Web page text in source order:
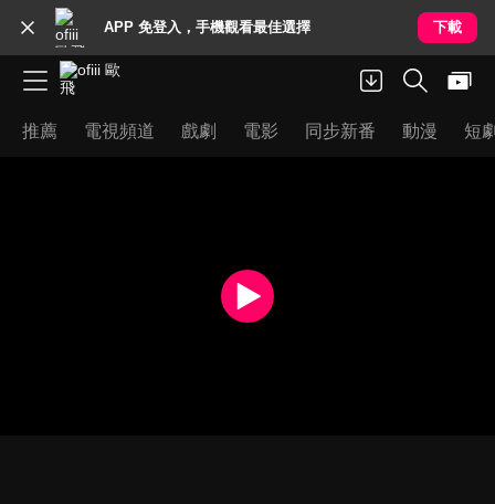
APP 免登入，手機觀看最佳選擇 下載
推薦 電視頻道 戲劇 電影 同步新番 動漫 短